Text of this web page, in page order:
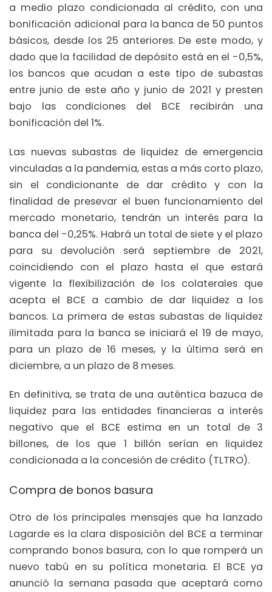
a medio plazo condicionada al crédito, con una
bonificación adicional para la banca de 50 puntos
básicos, desde los 25 anteriores. De este modo, y
dado que la facilidad de depósito está en el -0,5%,
los bancos que acudan a este tipo de subastas
entre junio de este año y junio de 2021 y presten
bajo las condiciones del BCE recibirán una
bonificación del 1%.
Las nuevas subastas de liquidez de emergencia
vinculadas a la pandemia, estas a más corto plazo,
sin el condicionante de dar crédito y con la
finalidad de presevar el buen funcionamiento del
mercado monetario, tendrán un interés para la
banca del -0,25%. Habrá un total de siete y el plazo
para su devolución será septiembre de 2021,
coincidiendo con el plazo hasta el que estará
vigente la flexibilización de los colaterales que
acepta el BCE a cambio de dar liquidez a los
bancos. La primera de estas subastas de liquidez
ilimitada para la banca se iniciará el 19 de mayo,
para un plazo de 16 meses, y la última será en
diciembre, a un plazo de 8 meses.
En definitiva, se trata de una auténtica bazuca de
liquidez para las entidades financieras a interés
negativo que el BCE estima en un total de 3
billones, de los que 1 billón serían en liquidez
condicionada a la concesión de crédito (TLTRO).
Compra de bonos basura
Otro de los principales mensajes que ha lanzado
Lagarde es la clara disposición del BCE a terminar
comprando bonos basura, con lo que romperá un
nuevo tabú en su política monetaria. El BCE ya
anunció la semana pasada que aceptará como